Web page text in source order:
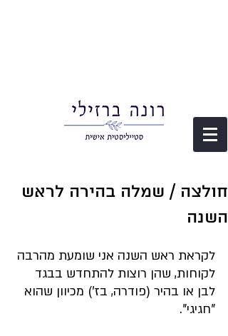
חולצה / שמלה בהירה לראש
השנה
לקראת ראש השנה אני שומעת מהרבה
לקוחות, שהן רוצות להתחדש בבגד
לבן או בהיר (פודרה, בז') מכיוון שהוא
"חגיגי".